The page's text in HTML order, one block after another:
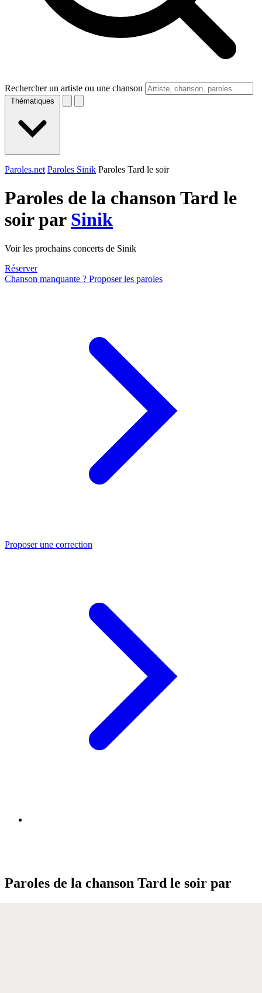
Rechercher un artiste ou une chanson
Thématiques
Paroles.net Paroles Sinik Paroles Tard le soir
Paroles de la chanson Tard le
soir par Sinik
Voir les prochains concerts de Sinik
Réserver
Chanson manquante ? Proposer les paroles
Proposer une correction
Paroles de la chanson Tard le soir par